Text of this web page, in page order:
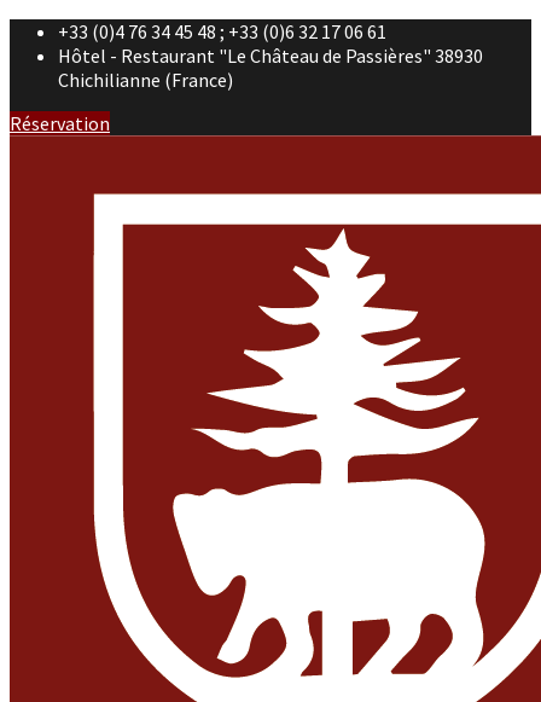
+33 (0)4 76 34 45 48 ; +33 (0)6 32 17 06 61
Hôtel - Restaurant "Le Château de Passières" 38930
Chichilianne (France)
Réservation